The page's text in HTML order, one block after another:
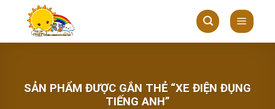
content
SẢN PHẨM ĐƯỢC GẮN THẺ “XE ĐIỆN ĐỤNG
TIẾNG ANH”